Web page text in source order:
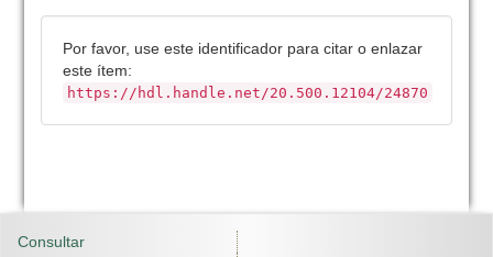
Por favor, use este identificador para citar o enlazar
este ítem:
https://hdl.handle.net/20.500.12104/24870
Consultar